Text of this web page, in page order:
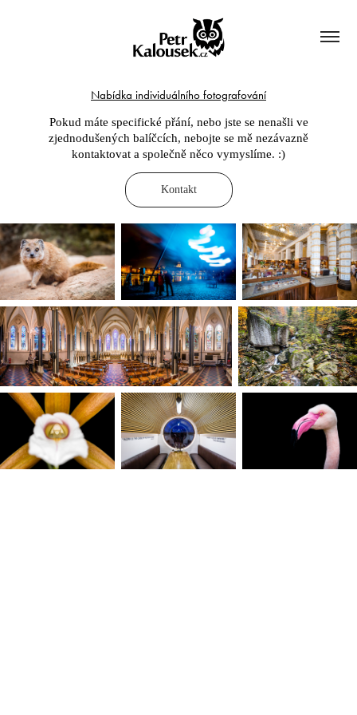
Nabídka individuálního fotografování
Pokud máte specifické přání, nebo jste se nenašli ve
zjednodušených balíčcích, nebojte se mě nezávazně
kontaktovat a společně něco vymyslíme. :)
Kontakt